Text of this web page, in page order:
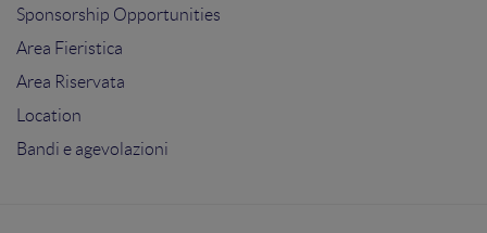
Sponsorship Opportunities
Area Fieristica
Area Riservata
Location
Bandi e agevolazioni